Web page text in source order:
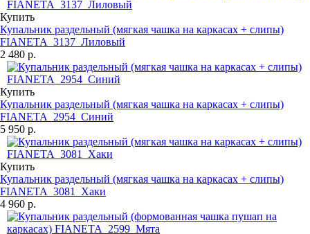
Купить
Купальник раздельный (мягкая чашка на каркасах + слипы)
FIANETA_3137_Лиловый
2 480 р.
Купить
Купальник раздельный (мягкая чашка на каркасах + слипы)
FIANETA_2954_Синий
5 950 р.
Купить
Купальник раздельный (мягкая чашка на каркасах + слипы)
FIANETA_3081_Хаки
4 960 р.